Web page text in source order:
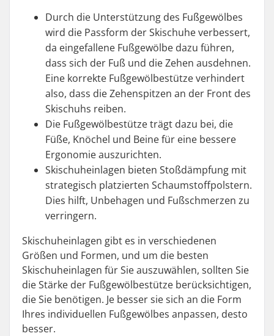
Durch die Unterstützung des Fußgewölbes
wird die Passform der Skischuhe verbessert,
da eingefallene Fußgewölbe dazu führen,
dass sich der Fuß und die Zehen ausdehnen.
Eine korrekte Fußgewölbestütze verhindert
also, dass die Zehenspitzen an der Front des
Skischuhs reiben.
Die Fußgewölbestütze trägt dazu bei, die
Füße, Knöchel und Beine für eine bessere
Ergonomie auszurichten.
Skischuheinlagen bieten Stoßdämpfung mit
strategisch platzierten Schaumstoffpolstern.
Dies hilft, Unbehagen und Fußschmerzen zu
verringern.
Skischuheinlagen gibt es in verschiedenen
Größen und Formen, und um die besten
Skischuheinlagen für Sie auszuwählen, sollten Sie
die Stärke der Fußgewölbestütze berücksichtigen,
die Sie benötigen. Je besser sie sich an die Form
Ihres individuellen Fußgewölbes anpassen, desto
besser.